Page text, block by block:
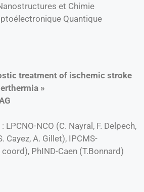
et Chimie
Quantique
treatment of ischemic stroke
»
NCO (C. Nayral, F. Delpech,
Cayez, A. Gillet), IPCMS-
PhIND-Caen (T.Bonnard)